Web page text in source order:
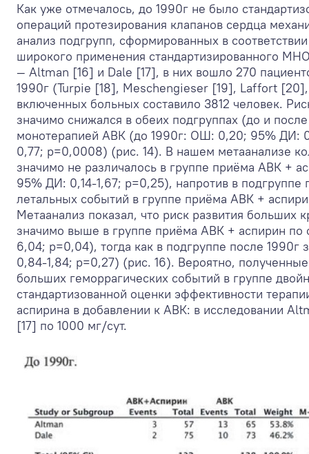
Как уже отмечалось, до 1990г не было
операций протезирования клапанов сердца
анализ подгрупп, сформированных в
широкого применения стандартизированного
— Altman [16] и Dale [17], в них вошло 270
1990г (Turpie [18], Meschengieser [19], Laffort
включенных больных составило 3812 человек.
значимо снижался в обеих подгруппах (до и
монотерапией АВК (до 1990г: ОШ: 0,20; 95%
0,77; р=0,0008) (рис. 14). В нашем метаанализе
значимо не различалось в группе приёма АВК +
95% ДИ: 0,14-1,67; р=0,25), напротив в подгруппе
летальных событий в группе приёма АВК +
Метаанализ показал, что риск развития больших
значимо выше в группе приёма АВК + аспирин
6,04; р=0,04), тогда как в подгруппе после
0,84-1,84; р=0,27) (рис. 16). Вероятно,
больших геморрагических событий в группе
стандартизованной оценки эффективности
аспирина в добавлении к АВК: в исследовании
[17] по 1000 мг/сут.